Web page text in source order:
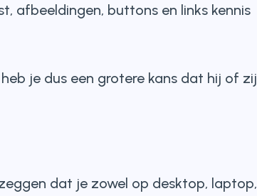
afbeeldingen, buttons en links kennis
je dus een grotere kans dat hij of zij
dat je zowel op desktop, laptop,